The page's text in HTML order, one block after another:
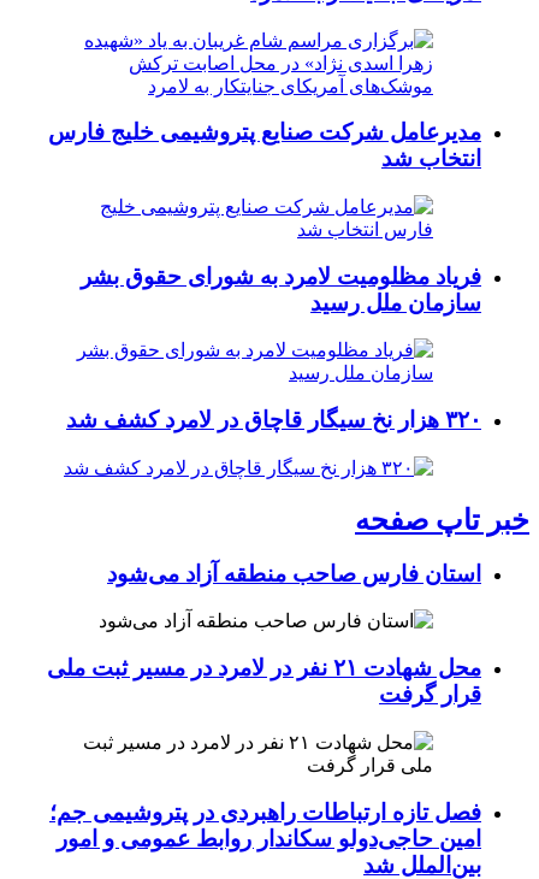
مدیرعامل شرکت صنایع پتروشیمی خلیج فارس
انتخاب شد
فریاد مظلومیت لامرد به شورای حقوق بشر
سازمان ملل رسید
۳۲۰ هزار نخ سیگار قاچاق در لامرد کشف شد
خبر تاپ صفحه
استان فارس صاحب منطقه آزاد می‌شود
محل شهادت ۲۱ نفر در لامرد در مسیر ثبت ملی
قرار گرفت
فصل تازه ارتباطات راهبردی در پتروشیمی جم؛
امین حاجی‌دولو سکاندار روابط عمومی و امور
بین‌الملل شد